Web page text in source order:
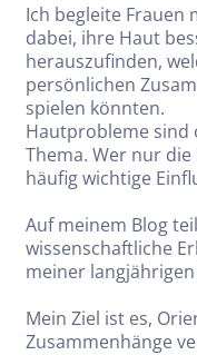
Ich begleite
dabei, ihre Haut
herauszufinden,
persönlichen
spielen könnten.
Hautprobleme sind
Thema. Wer nur
häufig wichtige
Auf meinem Blog
wissenschaftliche
meiner
Mein Ziel ist es,
Zusammenhänge